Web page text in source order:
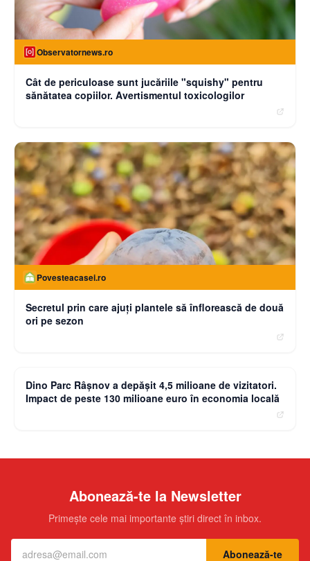
Observatornews.ro
Cât de periculoase sunt jucăriile "squishy" pentru
sănătatea copiilor. Avertismentul toxicologilor
Povesteacasei.ro
Secretul prin care ajuți plantele să înflorească de două
ori pe sezon
Dino Parc Râșnov a depășit 4,5 milioane de vizitatori.
Impact de peste 130 milioane euro în economia locală
Abonează-te la Newsletter
Primește cele mai importante știri direct în inbox.
Abonează-te